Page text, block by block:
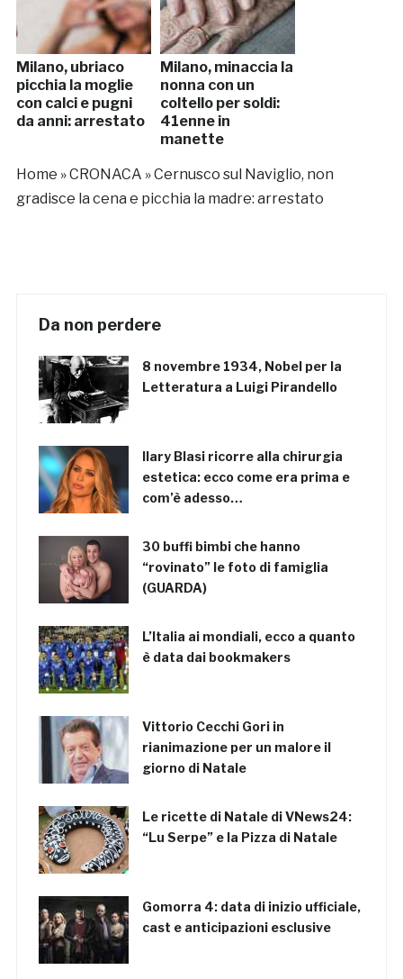
Milano, ubriaco
picchia la moglie
con calci e pugni
da anni: arrestato
Milano, minaccia la
nonna con un
coltello per soldi:
41enne in
manette
Home »CRONACA »Cernusco sul Naviglio, non
gradisce la cena e picchia la madre: arrestato
Da non perdere
8 novembre 1934, Nobel per la
Letteratura a Luigi Pirandello
Ilary Blasi ricorre alla chirurgia
estetica: ecco come era prima e
com’è adesso…
30 buffi bimbi che hanno
“rovinato” le foto di famiglia
(GUARDA)
L’Italia ai mondiali, ecco a quanto
è data dai bookmakers
Vittorio Cecchi Gori in
rianimazione per un malore il
giorno di Natale
Le ricette di Natale di VNews24:
“Lu Serpe” e la Pizza di Natale
Gomorra 4: data di inizio ufficiale,
cast e anticipazioni esclusive